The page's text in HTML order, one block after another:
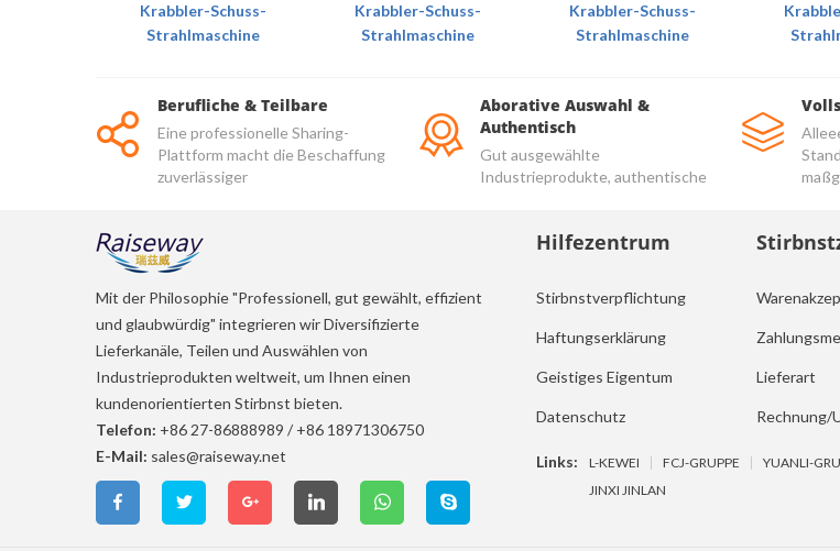
Krabbler-Schuss-
Strahlmaschine
Krabbler-Schuss-
Strahlmaschine
Krabbler-Schuss-
Strahlmaschine
Berufliche & Teilbare
Eine professionelle Sharing-
Plattform macht die Beschaffung
zuverlässiger
Aborative Auswahl &
Authentisch
Gut ausgewählte
Industrieprodukte, authentische
Mit der Philosophie "Professionell, gut gewählt, effizient
und glaubwürdig" integrieren wir Diversifizierte
Lieferkanäle, Teilen und Auswählen von
Industrieprodukten weltweit, um Ihnen einen
kundenorientierten Stirbnst bieten.
Telefon: +86 27-86888989 / +86 18971306750
E-Mail: sales@raiseway.net
Hilfezentrum
Stirbnstverpflichtung
Haftungserklärung
Geistiges Eigentum
Datenschutz
Lieferart
Rechnung/
Links: L-KEWEI FCJ-GRUPPE YUANLI-
JINXI JINLAN